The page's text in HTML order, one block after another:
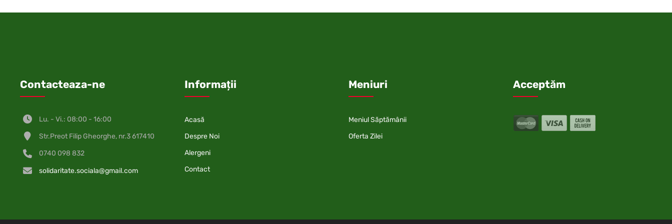
Contacteaza-ne
Lu. - Vi.: 08:00 - 16:00
Str.Preot Filip Gheorghe, nr.3 617410
0740 098 832
solidaritate.sociala@gmail.com
Informații
Acasă
Despre Noi
Alergeni
Contact
Meniuri
Meniul Săptămânii
Oferta Zilei
Acceptăm